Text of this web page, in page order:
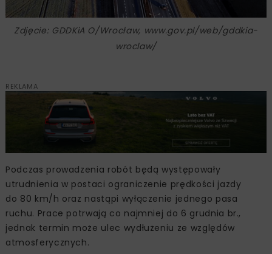
Zdjęcie: GDDKiA O/Wrocław, www.gov.pl/web/gddkia-
wroclaw/
REKLAMA
Podczas prowadzenia robót będą występowały
utrudnienia w postaci ograniczenie prędkości jazdy
do 80 km/h oraz nastąpi wyłączenie jednego pasa
ruchu. Prace potrwają co najmniej do 6 grudnia br.,
jednak termin może ulec wydłużeniu ze względów
atmosferycznych.